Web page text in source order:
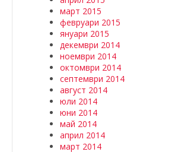
март 2015
февруари 2015
януари 2015
декември 2014
ноември 2014
октомври 2014
септември 2014
август 2014
юли 2014
юни 2014
май 2014
април 2014
март 2014